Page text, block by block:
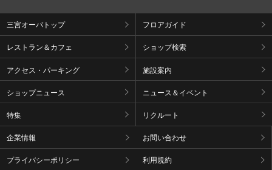
三宮オーパトップ フロアガイド
レストラン＆カフェ ショップ検索
アクセス・パーキング 施設案内
ショップニュース ニュース＆イベント
特集 リクルート
企業情報 お問い合わせ
プライバシーポリシー 利用規約